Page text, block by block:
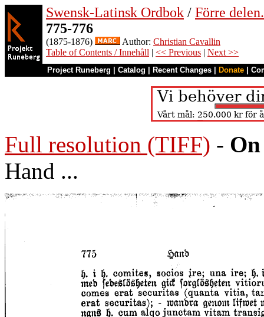
Swensk-Latinsk Ordbok / Förre
775-776
(1875-1876) Author: Christian Cavallin
Table of Contents / Innehåll | << Previous | Next >>
Project Runeberg Catalog Recent Changes Donate
Full resolution (TIFF) -
Hand ...